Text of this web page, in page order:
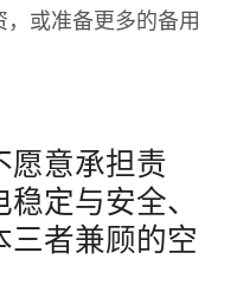
或准备更多的备用
愿意承担责
定与安全、
三者兼顾的空